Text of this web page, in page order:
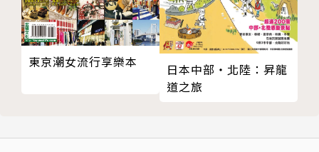
23 常陸・大洗
24 笠間
25 富士五湖
26 河口湖
東京潮女流行享樂本
日本中部‧北陸：昇龍
道之旅